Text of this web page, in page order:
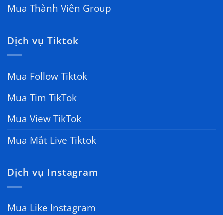
Mua Thành Viên Group
Dịch vụ Tiktok
Mua Follow Tiktok
Mua Tim TikTok
Mua View TikTok
Mua Mắt Live Tiktok
Dịch vụ Instagram
Mua Like Instagram